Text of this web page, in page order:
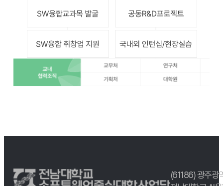
(61186) 광주광